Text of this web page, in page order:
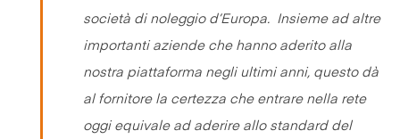
società di noleggio d’Europa. Insieme ad altre
importanti aziende che hanno aderito alla
nostra piattaforma negli ultimi anni, questo dà
al fornitore la certezza che entrare nella rete
oggi equivale ad aderire allo standard del